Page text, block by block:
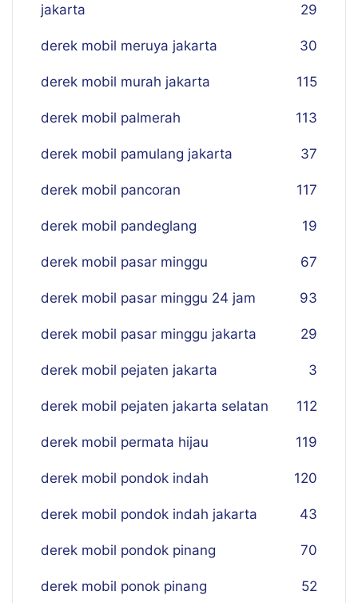
jakarta 29
derek mobil meruya jakarta 30
derek mobil murah jakarta 115
derek mobil palmerah 113
derek mobil pamulang jakarta 37
derek mobil pancoran 117
derek mobil pandeglang 19
derek mobil pasar minggu 67
derek mobil pasar minggu 24 jam 93
derek mobil pasar minggu jakarta 29
derek mobil pejaten jakarta 3
derek mobil pejaten jakarta selatan 112
derek mobil permata hijau 119
derek mobil pondok indah 120
derek mobil pondok indah jakarta 43
derek mobil pondok pinang 70
derek mobil ponok pinang 52